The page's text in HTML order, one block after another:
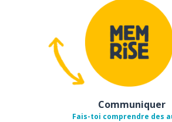
Communiquer
Fais-toi comprendre des